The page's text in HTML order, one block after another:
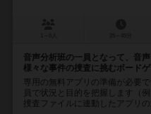
音声分析班の一員となって、音
様々な事件の捜査に挑むボード
専用の無料アプリの準備が必要
員で状況と目的を把握します（
捜査ファイルに連動したアプリ